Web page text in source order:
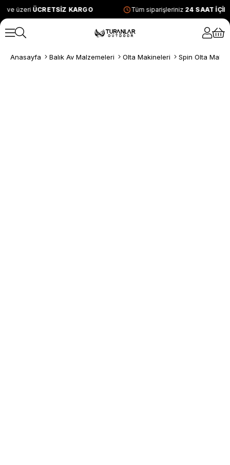
ve üzeriÜCRETSİZ KARGO Tüm siparişleriniz24 SAAT
Anasayfa Balık Av Malzemeleri Olta Makineleri Spin Olta